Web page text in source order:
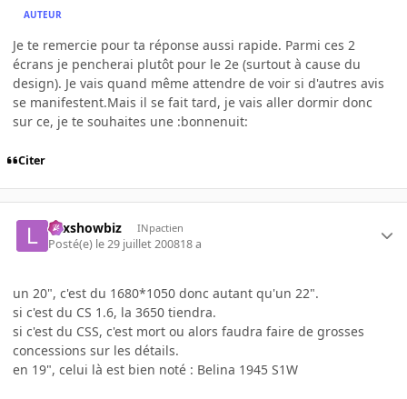
AUTEUR
Je te remercie pour ta réponse aussi rapide. Parmi ces 2
écrans je pencherai plutôt pour le 2e (surtout à cause du
design). Je vais quand même attendre de voir si d'autres avis
se manifestent.Mais il se fait tard, je vais aller dormir donc
sur ce, je te souhaites une :bonnenuit:
Citer
Lexshowbiz INpactien
Posté(e) le 29 juillet 200818 a
un 20", c'est du 1680*1050 donc autant qu'un 22".
si c'est du CS 1.6, la 3650 tiendra.
si c'est du CSS, c'est mort ou alors faudra faire de grosses
concessions sur les détails.
en 19", celui là est bien noté : Belina 1945 S1W